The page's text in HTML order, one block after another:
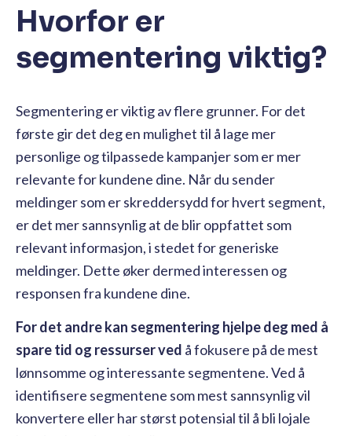
Hvorfor er
segmentering viktig?
Segmenteringer viktig av flere grunner. For det
første gir det deg en mulighet til å lage mer
personlige og tilpassede kampanjer som er mer
relevante for kundene dine. Når du sender
meldinger som er skreddersydd for hvert segment,
er det mer sannsynlig at de blir oppfattet som
relevant informasjon, i stedet for generiske
meldinger. Dette øker dermed interessen og
responsen fra kundene dine.
For det andre kan segmentering hjelpe deg med å
spare tid og ressurser ved å fokusere på de mest
lønnsomme og interessante segmentene. Ved å
identifisere segmentene som mest sannsynlig vil
konvertere eller har størst potensial til å bli lojale